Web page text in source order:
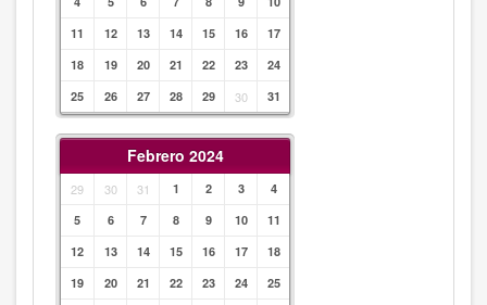
11
12 13 14 15 16
17
18
19 20 21 22 23
24
25
26 27 28 29 30 31
Febrero 2024
29 30 31 1 2 3
4
5
6 7 8 9 10
11
12
13 14 15 16 17
18
19
20 21 22 23 24
25